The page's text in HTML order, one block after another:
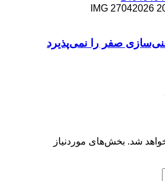
صفر را نمی‌پذیرد
شد. بخش‌های موردنیاز